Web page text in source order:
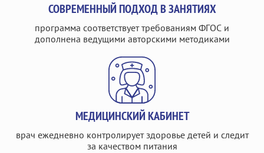
СОВРЕМЕННЫЙ ПОДХОД В ЗАНЯТИЯХ
программа соответствует требованиям ФГОС и
дополнена ведущими авторскими методиками
МЕДИЦИНСКИЙ КАБИНЕТ
врач ежедневно контролирует здоровье детей и следит
за качеством питания